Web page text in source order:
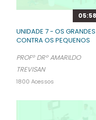
05:58
UNIDADE 7 - OS GRANDES
CONTRA OS PEQUENOS
PROFº DRº AMARILDO
TREVISAN
1800 Acessos